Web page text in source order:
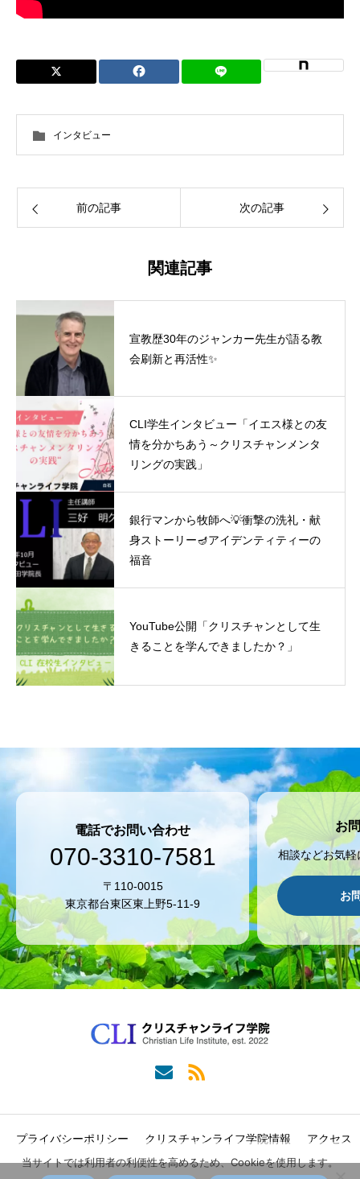
インタビュー
前の記事 次の記事
関連記事
宣教歴30年のジャンカー先生が語る教
会刷新と再活性✨
CLI学生インタビュー「イエス様との友
情を分かちあう～クリスチャンメンタ
リングの実践」
銀行マンから牧師へ💡衝撃の洗礼・献
身ストーリー🪔アイデンティティーの
福音
YouTube公開「クリスチャンとして生
きることを学んできましたか？」
電話でお問い合わせ
070-3310-7581
〒110-0015
東京都台東区東上野5-11-9
お
相談などお気
お
プライバシーポリシー クリスチャンライフ学院情報
アクセス
当サイトでは利用者の利便性を高めるため、Cookieを使用します。